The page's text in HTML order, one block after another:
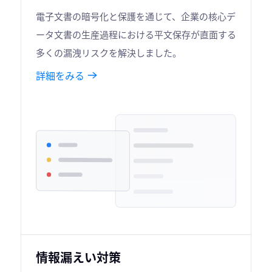
電子文書の暗号化と保護を通じて、企業の核心デ
ータ文書の生産過程における平文保存が直面する
多くの漏洩リスクを解決しました。
詳細をみる
情報漏えい対策